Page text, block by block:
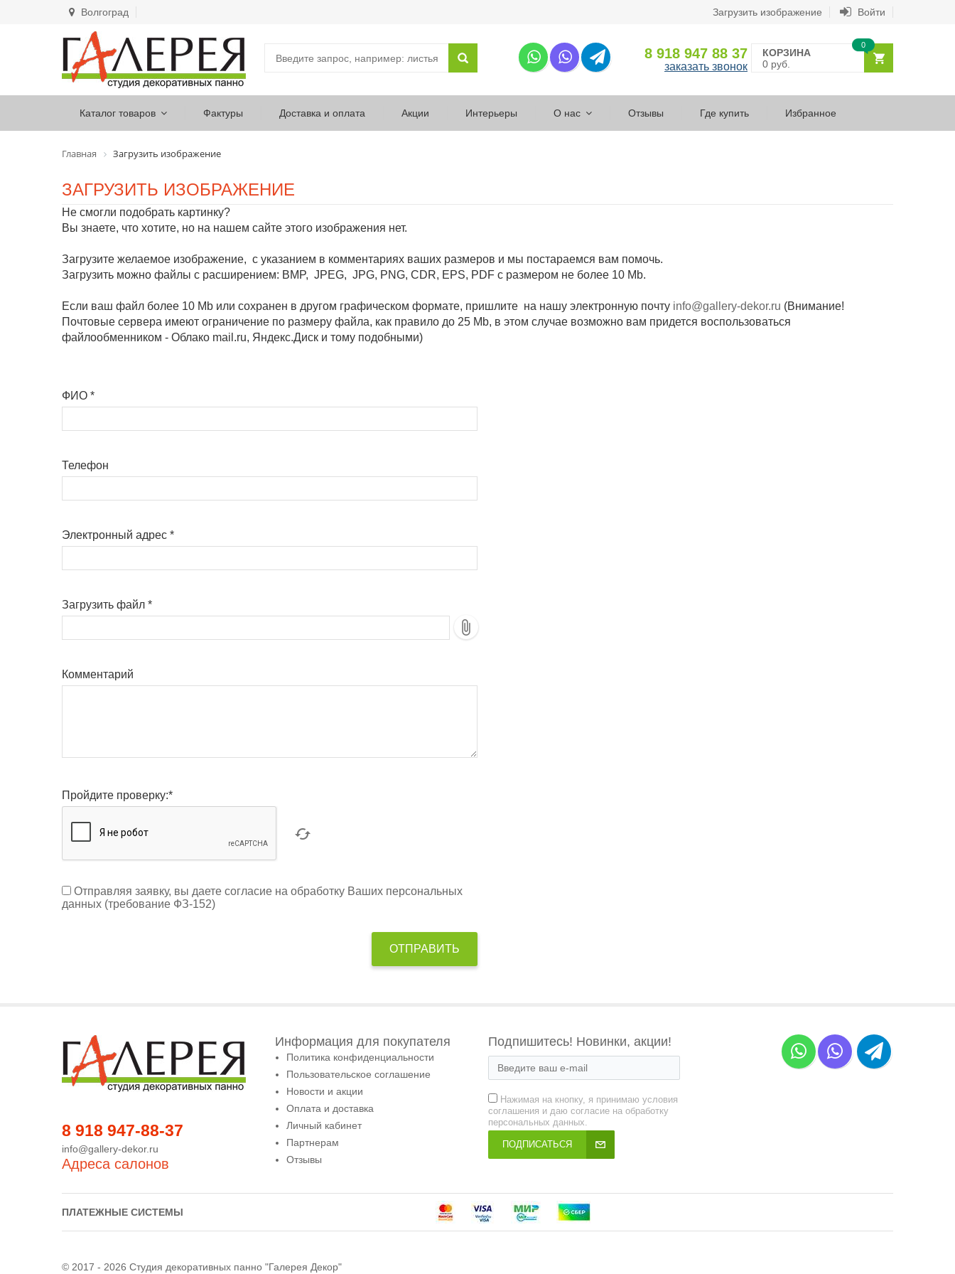
Волгоград Загрузить изображение Войти
8 918 947 88 37
заказать звонок
КОРЗИНА
0 руб.
0
Каталог товаров Фактуры Доставка и оплата Акции Интерьеры О нас Отзывы Где купить Избранное
Главная Загрузить изображение
ЗАГРУЗИТЬ ИЗОБРАЖЕНИЕ
Не смогли подобрать картинку?
Вы знаете, что хотите, но на нашем сайте этого изображения нет.
Загрузите желаемое изображение, с указанием в комментариях ваших размеров и мы постараемся вам помочь.
Загрузить можно файлы с расширением: BMP, JPEG, JPG, PNG, CDR, EPS, PDF с размером не более 10 Mb.
Если ваш файл более 10 Mb или сохранен в другом графическом формате, пришлите на нашу электронную почту info@gallery-dekor.ru (Внимание!
Почтовые сервера имеют ограничение по размеру файла, как правило до 25 Mb, в этом случае возможно вам придется воспользоваться
файлообменником - Облако mail.ru, Яндекс.Диск и тому подобными)
ФИО *
Телефон
Электронный адрес *
Загрузить файл *
Комментарий
Пройдите проверку:*
Отправляя заявку, вы даете согласие на обработку Ваших персональных
данных (требование ФЗ-152)
8 918 947-88-37
info@gallery-dekor.ru
Адреса салонов
Информация для покупателя
Политика конфиденциальности
Пользовательское соглашение
Новости и акции
Оплата и доставка
Личный кабинет
Партнерам
Отзывы
Подпишитесь! Новинки, акции!
Нажимая на кнопку, я принимаю условия
соглашения и даю согласие на обработку
персональных данных.
ПОДПИСАТЬСЯ
ПЛАТЕЖНЫЕ СИСТЕМЫ
© 2017 - 2026 Студия декоративных панно "Галерея Декор"